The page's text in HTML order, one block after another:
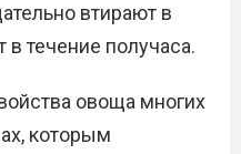
втирают в
течение получаса.
овоща многих
которым